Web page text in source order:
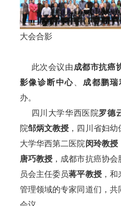
大会合影
此次会议由成都市抗癌
影像诊断中心
成都鹏
办。
四川大学华西医院罗德
院邹炳文教授 ，四川省妇幼
大学华西第二医院闵玲教授
唐巧教授 ，成都市抗癌协
员会主任委员蒋平教授，和
管理领域的专家同道们，